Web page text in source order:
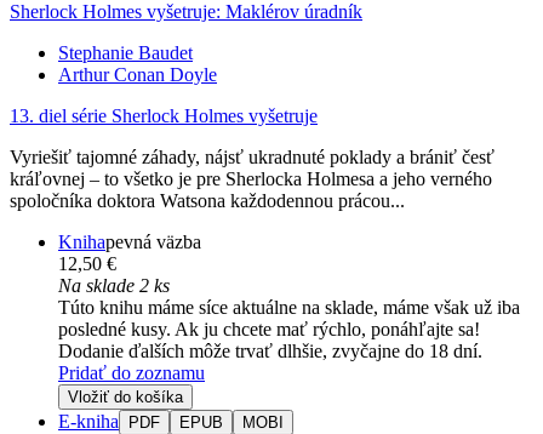
Sherlock Holmes vyšetruje: Maklérov úradník
Stephanie Baudet
Arthur Conan Doyle
13. diel série Sherlock Holmes vyšetruje
Vyriešiť tajomné záhady, nájsť ukradnuté poklady a brániť česť
kráľovnej – to všetko je pre Sherlocka Holmesa a jeho verného
spoločníka doktora Watsona každodennou prácou...
Knihapevná väzba
12,50 €
Na sklade 2 ks
Túto knihu máme síce aktuálne na sklade, máme však už iba
posledné kusy. Ak ju chcete mať rýchlo, ponáhľajte sa!
Dodanie ďalších môže trvať dlhšie, zvyčajne do 18 dní.
Pridať do zoznamu
Vložiť do košíka
E-kniha PDF EPUB MOBI